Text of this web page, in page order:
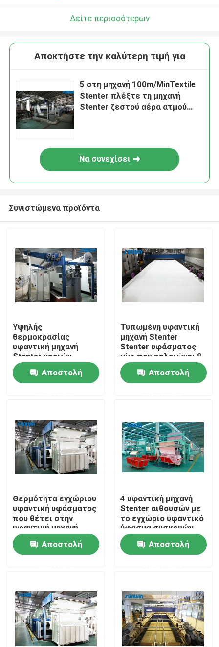
Σπίτι
Επαφές
Προϊόντα
Μηχανή Stenter ζεστού αέρα
Μηχανή Stenter υφάσματος
Μηχανή ρύθμισης θερμότητας υφάσματος
Υφαντική μηχανή λήξης
Δείτε περισσότερων
Αποκτήστε την καλύτερη τιμή για
5 στη μηχανή 100m/MinTextile
Stenter πλέξτε τη μηχανή
Stenter ζεστού αέρα ατμού
Να συνεχίσει
Συνιστώμενα προϊόντα
Υψηλής
θερμοκρασίας
υφαντική μηχανή
Stenter χεριών
120m/Min δεύτερος
για τα υφάσματα
δεράτων
Αποστολή
Τυπωμένη υφαντική
μηχανή Stenter
Stenter υφάσματος
μίνι που τελειώνει 8
την αίθουσα 2200mm
Αποστολή
Θερμότητα εγχώριου
υφαντική υφάσματος
που θέτει στην
υφαντική μηχανή
380V 185KW Stenter
Αποστολή
4 υφαντική μηχανή
Stenter αιθουσών με
το εγχώριο υφαντικό
ύφασμα συσκευών
επεξεργασίας κατά
δεσμίδες ρόλων
Αποστολή